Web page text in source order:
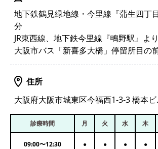
地下鉄鶴見緑地線・今里線『蒲生四丁
分
JR東西線、地下鉄今里線『鴫野駅』よ
大阪市バス「新喜多大橋」停留所目の
住所
大阪府大阪市城東区今福西1-3-3 橋本
診療時間 月 火 水 木
09:00〜12:30 ● ● ● ●